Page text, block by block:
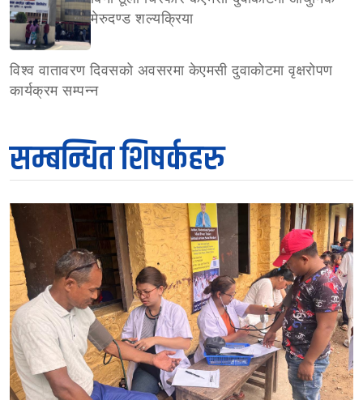
मेरुदण्ड शल्यक्रिया
विश्व वातावरण दिवसको अवसरमा केएमसी दुवाकोटमा वृक्षरोपण
कार्यक्रम सम्पन्न
सम्बन्धित शिषर्कहरु